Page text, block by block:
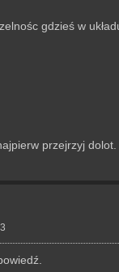
gdzieś w
przejrzyj dolot.